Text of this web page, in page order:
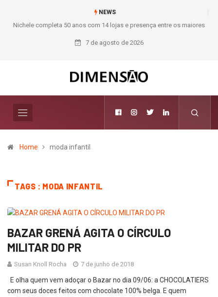
NEWS
Nichele completa 50 anos com 14 lojas e presença entre os maiores
varejistas de materiais de construção do Brasil
7 de agosto de 2026
Home moda infantil
TAGS : MODA INFANTIL
BAZAR GRENÁ AGITA O CÍRCULO
MILITAR DO PR
Susan Knoll Rocha 7 de junho de 2018
E olha quem vem adoçar o Bazar no dia 09/06: a CHOCOLATIERS
com seus doces feitos com chocolate 100% belga. E quem